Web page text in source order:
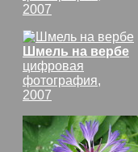
2007
Шмель на вербе
цифровая
фотография,
2007